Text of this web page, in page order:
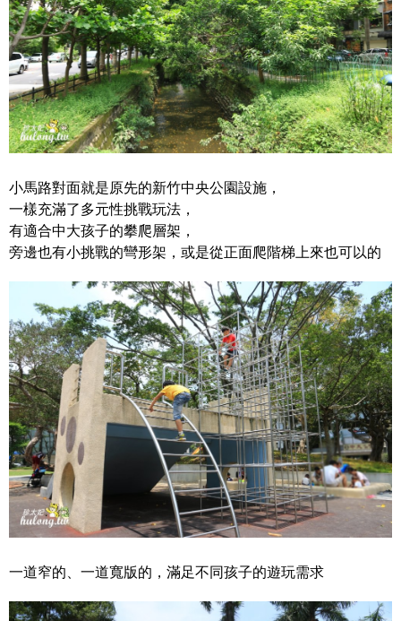
小馬路對面就是原先的新竹中央公園設施，
一樣充滿了多元性挑戰玩法，
有適合中大孩子的攀爬層架，
旁邊也有小挑戰的彎形架，或是從正面爬階梯上來也可以的
一道窄的、一道寬版的，滿足不同孩子的遊玩需求